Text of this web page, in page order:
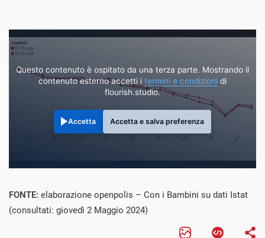
Questo contenuto è ospitato da una terza parte. Mostrando il
contenuto esterno accetti i termini e condizioni di
flourish.studio.
Accetta Accetta e salva preferenza
FONTE: elaborazione openpolis – Con i Bambini su dati Istat
(consultati: giovedì 2 Maggio 2024)